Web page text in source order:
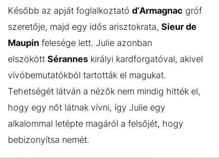
Később az apját foglalkoztató d’Armagnac gróf
szeretője, majd egy idős arisztokrata, Sieur de
Maupin felesége lett. Julie azonban
elszökött Sérannes királyi kardforgatóval, akivel
vívóbemutatókból tartották el magukat.
Tehetségét látván a nézők nem mindig hitték el,
hogy egy nőt látnak vívni, így Julie egy
alkalommal letépte magáról a felsőjét, hogy
bebizonyítsa nemét.